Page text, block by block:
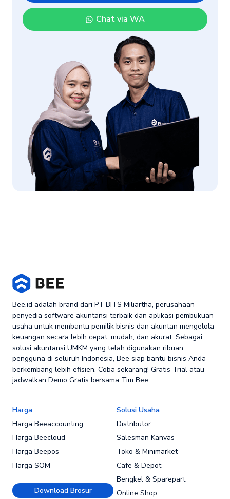
Chat via WA
Bee.id adalah brand dari PT BITS Miliartha, perusahaan
penyedia software akuntansi terbaik dan aplikasi pembukuan
usaha untuk membantu pemilik bisnis dan akuntan mengelola
keuangan secara lebih cepat, mudah, dan akurat. Sebagai
solusi akuntansi UMKM yang telah digunakan ribuan
pengguna di seluruh Indonesia, Bee siap bantu bisnis Anda
berkembang lebih efisien. Coba sekarang! Gratis Trial atau
jadwalkan Demo Gratis bersama Tim Bee.
Harga
Harga Beeaccounting
Harga Beecloud
Harga Beepos
Harga SOM
Download Brosur
Solusi Usaha
Distributor
Salesman Kanvas
Toko & Minimarket
Cafe & Depot
Bengkel & Sparepart
Online Shop